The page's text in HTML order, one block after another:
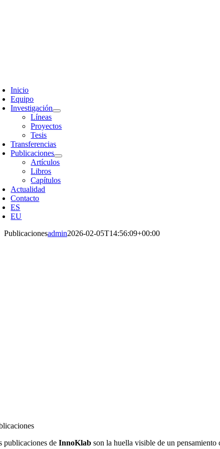
Inicio
Equipo
Investigación
Líneas
Proyectos
Tesis
Transferencias
Publicaciones
Artículos
Libros
Capítulos
Actualidad
Contacto
ES
EU
Publicacionesadmin2026-02-05T14:56:09+00:00
publicaciones deInnoKlab son la huella visible de un